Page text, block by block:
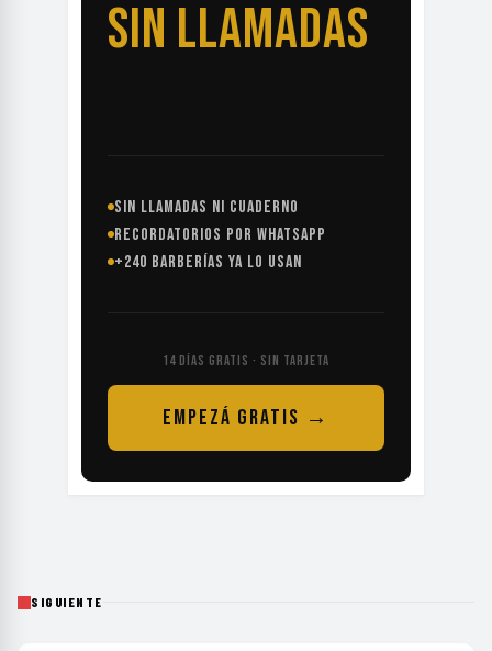
SIN LLAMADAS
SIN LLAMADAS NI CUADERNO
RECORDATORIOS POR WHATSAPP
+240 BARBERÍAS YA LO USAN
14 DÍAS GRATIS · SIN TARJETA
EMPEZÁ GRATIS →
SIGUIENTE